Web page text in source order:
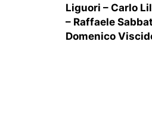
Liguori – Carlo
– Raffaele
Domenico